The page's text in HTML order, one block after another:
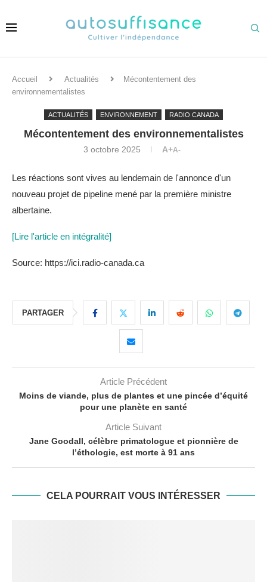
Accueil Actualités
Mécontentement des
environnementalistes
ACTUALITÉS ENVIRONNEMENT RADIO CANADA
Mécontentement des environnementalistes
3 octobre 2025 A+A-
Les réactions sont vives au lendemain de l'annonce d'un
nouveau projet de pipeline mené par la première ministre
albertaine.
[Lire l'article en intégralité]
Source: https://ici.radio-canada.ca
PARTAGER
Article Précédent
Moins de viande, plus de plantes et une pincée d’équité
pour une planète en santé
Article Suivant
Jane Goodall, célèbre primatologue et pionnière de
l’éthologie, est morte à 91 ans
CELA POURRAIT VOUS INTÉRESSER